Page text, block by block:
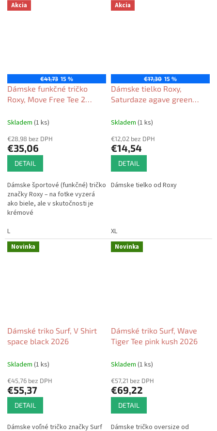
Akcia
€41,73 15 %
Dámske funkčné tričko
Roxy, Move Free Tee 2
Skladem (1 ks)
€28,98 bez DPH
€35,06
DETAIL
Dámske športové (funkčné) tričko
značky Roxy – na fotke vyzerá
ako biele, ale v skutočnosti je
krémové
L
Akcia
€17,30 15 %
Dámske tielko Roxy,
Saturdaze agave green
Skladem (1 ks)
€12,02 bez DPH
€14,54
DETAIL
Dámske tielko od Roxy
XL
Novinka
Dámské triko Surf, V Shirt
space black 2026
Skladem (1 ks)
€45,76 bez DPH
€55,37
DETAIL
Dámske voľné tričko značky Surf
Novinka
Dámské triko Surf, Wave
Tiger Tee pink kush 2026
Skladem (1 ks)
€57,21 bez DPH
€69,22
DETAIL
Dámske tričko oversize od